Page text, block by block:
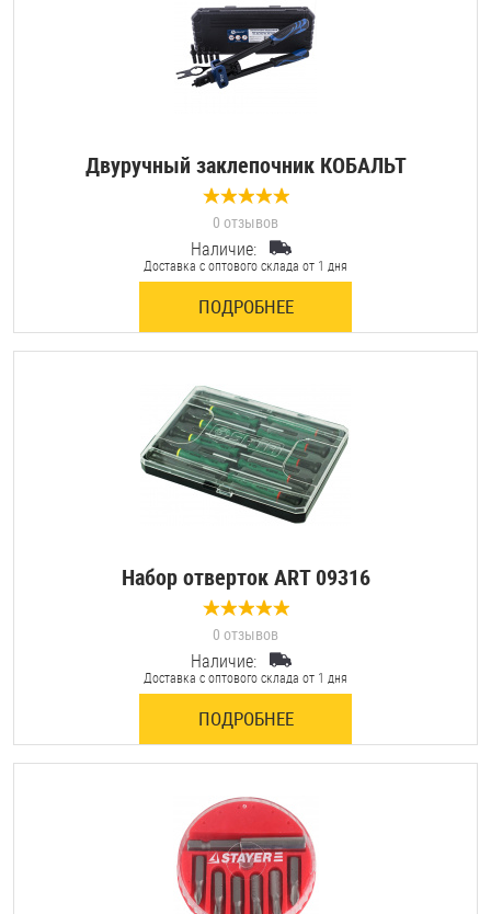
Двуручный заклепочник КОБАЛЬТ
0 отзывов
Наличие:
Доставка с оптового склада от 1 дня
ПОДРОБНЕЕ
Набор отверток ART 09316
0 отзывов
Наличие:
Доставка с оптового склада от 1 дня
ПОДРОБНЕЕ